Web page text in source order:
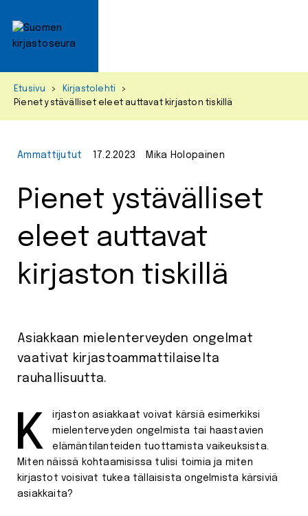
Etusivu > Kirjastolehti
>
Pienet ystävälliset eleet auttavat kirjaston tiskillä
Ammattijutut 17.2.2023 Mika Holopainen
Pienet ystävälliset
eleet auttavat
kirjaston tiskillä
Asiakkaan mielenterveyden ongelmat
vaativat kirjastoammattilaiselta
rauhallisuutta.
Kirjaston asiakkaat voivat kärsiä esimerkiksi
mielenterveyden ongelmista tai haastavien
elämäntilanteiden tuottamista vaikeuksista.
Miten näissä kohtaamisissa tulisi toimia ja miten
kirjastot voisivat tukea tällaisista ongelmista kärsiviä
asiakkaita?